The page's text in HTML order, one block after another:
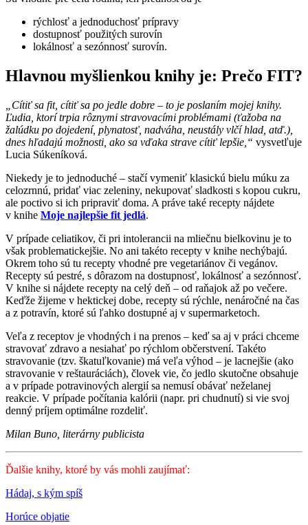
rýchlosť a jednoduchosť prípravy
dostupnosť použitých surovín
lokálnosť a sezónnosť surovín.
Hlavnou myšlienkou knihy je: Prečo FIT?
„Cítiť sa fit, cítiť sa po jedle dobre – to je poslaním mojej knihy.
Ľudia, ktorí trpia rôznymi stravovacími problémami (ťažoba na
žalúdku po dojedení, plynatosť, nadváha, neustály vlčí hlad, atď.),
dnes hľadajú možnosti, ako sa vďaka strave cítiť lepšie,“ vysvetľuje
Lucia Súkeníková.
Niekedy je to jednoduché – stačí vymeniť klasickú bielu múku za
celozrnnú, pridať viac zeleniny, nekupovať sladkosti s kopou cukru,
ale poctivo si ich pripraviť doma. A práve také recepty nájdete
v knihe Moje najlepšie fit jedlá.
V prípade celiatikov, či pri intolerancii na mliečnu bielkovinu je to
však problematickejšie. No ani takéto recepty v knihe nechýbajú.
Okrem toho sú tu recepty vhodné pre vegetariánov či vegánov.
Recepty sú pestré, s dôrazom na dostupnosť, lokálnosť a sezónnosť.
V knihe si nájdete recepty na celý deň – od raňajok až po večere.
Keďže žijeme v hektickej dobe, recepty sú rýchle, nenáročné na čas
a z potravín, ktoré sú ľahko dostupné aj v supermarketoch.
Veľa z receptov je vhodných i na prenos – keď sa aj v práci chceme
stravovať zdravo a nesiahať po rýchlom občerstvení. Takéto
stravovanie (tzv. škatuľkovanie) má veľa výhod – je lacnejšie (ako
stravovanie v reštauráciách), človek vie, čo jedlo skutočne obsahuje
a v prípade potravinových alergií sa nemusí obávať neželanej
reakcie. V prípade počítania kalórii (napr. pri chudnutí) si vie svoj
denný príjem optimálne rozdeliť.
Milan Buno, literárny publicista
Ďalšie knihy, ktoré by vás mohli zaujímať:
Hádaj, s kým spíš
Horúce objatie